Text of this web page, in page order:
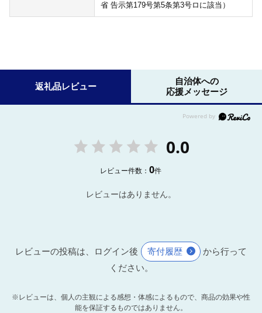
省 告示第179号第5条第3号ロに該当）
返礼品レビュー
自治体への
応援メッセージ
0.0
レビュー件数：0件
レビューはありません。
レビューの投稿は、ログイン後 寄付履歴
から行って
ください。
※レビューは、個人の主観による感想・体感によるもので、商品の効果や性
能を保証するものではありません。